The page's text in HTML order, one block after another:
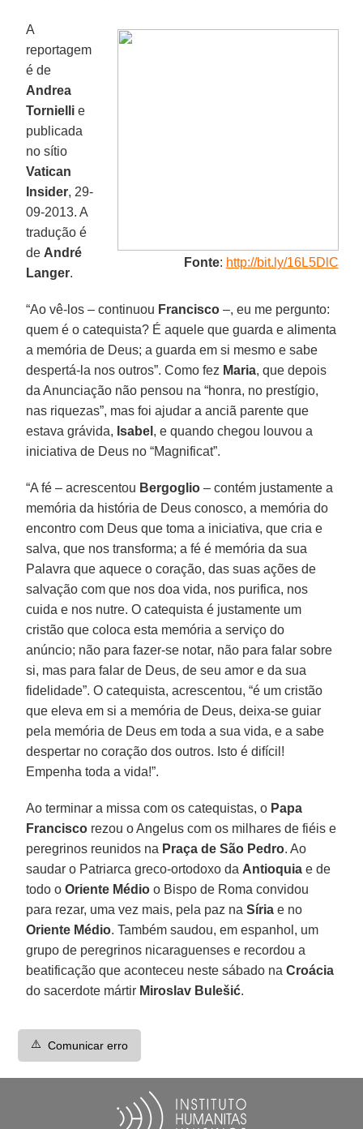
Fonte: http://bit.ly/16L5DlC
A
reportagem
é de
Andrea
Tornielli e
publicada
no sítio
Vatican
Insider, 29-
09-2013. A
tradução é
de André
Langer.
“Ao vê-los – continuou Francisco –, eu me pergunto:
quem é o catequista? É aquele que guarda e alimenta
a memória de Deus; a guarda em si mesmo e sabe
despertá-la nos outros”. Como fez Maria, que depois
da Anunciação não pensou na “honra, no prestígio,
nas riquezas”, mas foi ajudar a anciã parente que
estava grávida, Isabel , e quando chegou louvou a
iniciativa de Deus no “Magnificat”.
“A fé – acrescentou Bergoglio – contém justamente a
memória da história de Deus conosco, a memória do
encontro com Deus que toma a iniciativa, que cria e
salva, que nos transforma; a fé é memória da sua
Palavra que aquece o coração, das suas ações de
salvação com que nos doa vida, nos purifica, nos
cuida e nos nutre. O catequista é justamente um
cristão que coloca esta memória a serviço do
anúncio; não para fazer-se notar, não para falar sobre
si, mas para falar de Deus, de seu amor e da sua
fidelidade”. O catequista, acrescentou, “é um cristão
que eleva em si a memória de Deus, deixa-se guiar
pela memória de Deus em toda a sua vida, e a sabe
despertar no coração dos outros. Isto é difícil!
Empenha toda a vida!”.
Ao terminar a missa com os catequistas, o Papa
Francisco rezou o Angelus com os milhares de fiéis e
peregrinos reunidos na Praça de São Pedro. Ao
saudar o Patriarca greco-ortodoxo da Antioquia e de
todo oOriente Médio o Bispo de Roma convidou
para rezar, uma vez mais, pela paz naSíria e no
Oriente Médio. Também saudou, em espanhol, um
grupo de peregrinos nicaraguenses e recordou a
beatificação que aconteceu neste sábado naCroácia
do sacerdote mártir Miroslav Bulešić.
⚠️ Comunicar erro